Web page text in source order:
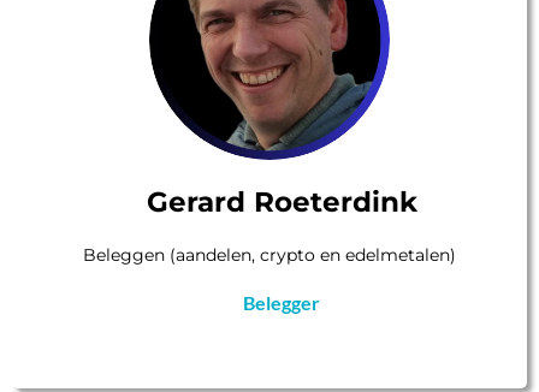
Gerard Roeterdink
Beleggen (aandelen, crypto en edelmetalen)
Belegger